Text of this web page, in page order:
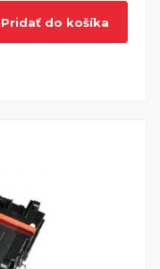
Pridať do košíka